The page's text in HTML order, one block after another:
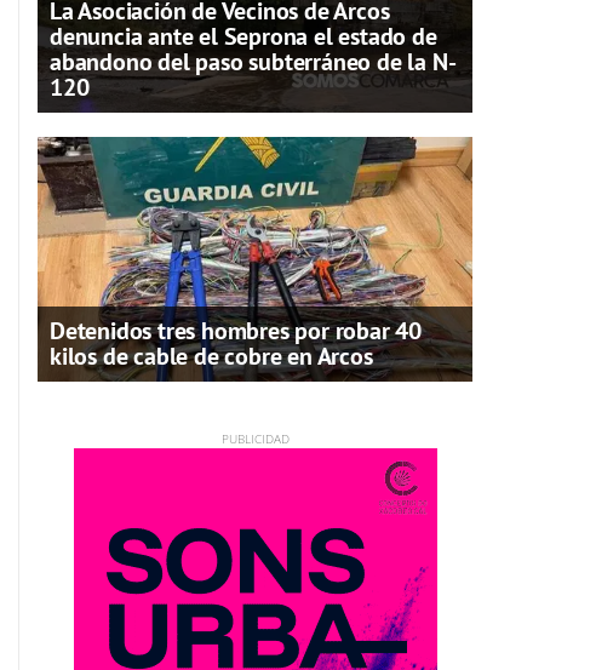
La Asociación de Vecinos de Arcos
denuncia ante el Seprona el estado de
abandono del paso subterráneo de la N-
120
Detenidos tres hombres por robar 40
kilos de cable de cobre en Arcos